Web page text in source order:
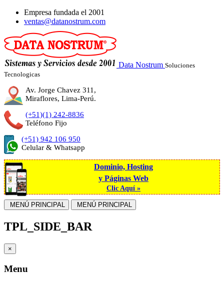
Empresa fundada el 2001
ventas@datanostrum.com
Data Nostrum Soluciones
Tecnologicas
Av. Jorge Chavez 311,
Miraflores, Lima-Perú.
(+51)(1) 242-8836
Teléfono Fijo
(+51) 942 106 950
Celular & Whatsapp
Dominio, Hosting
y Páginas Web
Clic Aquí »
MENÚ PRINCIPAL MENÚ PRINCIPAL
TPL_SIDE_BAR
×
Menu